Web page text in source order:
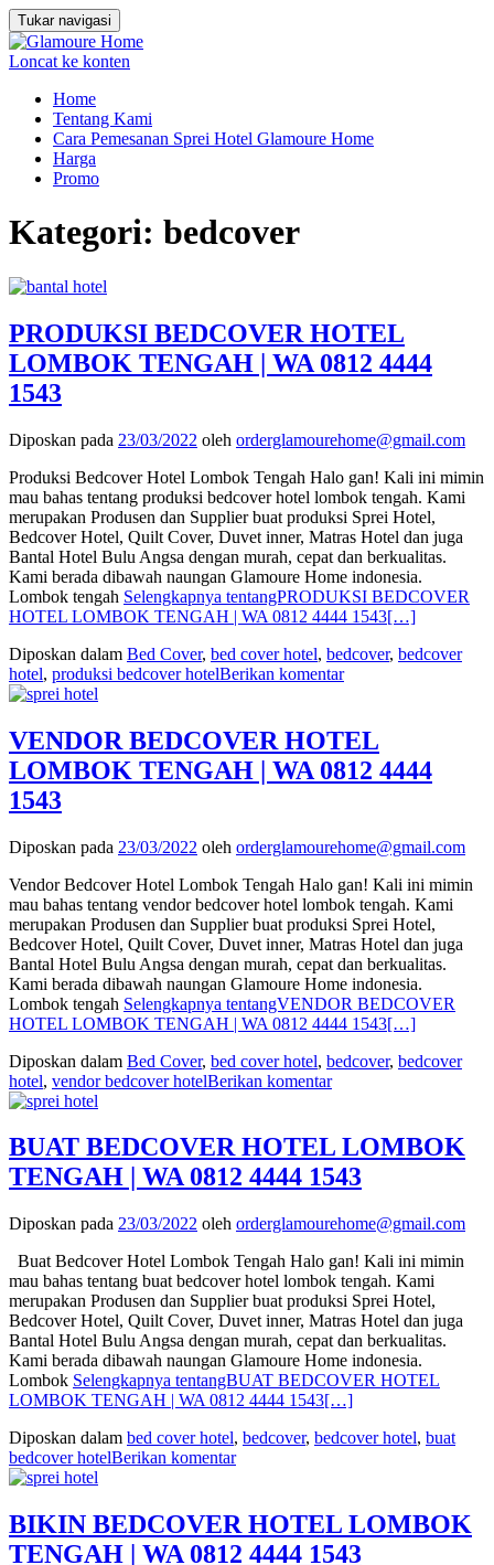
Tukar navigasi
Loncat ke konten
Home
Tentang Kami
Cara Pemesanan Sprei Hotel Glamoure Home
Harga
Promo
Kategori: bedcover
PRODUKSI BEDCOVER HOTEL
LOMBOK TENGAH | WA 0812 4444
1543
Diposkan pada 23/03/2022 oleh orderglamourehome@gmail.com
Produksi Bedcover Hotel Lombok Tengah Halo gan! Kali ini mimin
mau bahas tentang produksi bedcover hotel lombok tengah. Kami
merupakan Produsen dan Supplier buat produksi Sprei Hotel,
Bedcover Hotel, Quilt Cover, Duvet inner, Matras Hotel dan juga
Bantal Hotel Bulu Angsa dengan murah, cepat dan berkualitas.
Kami berada dibawah naungan Glamoure Home indonesia.
Lombok tengah Selengkapnya tentangPRODUKSI BEDCOVER
HOTEL LOMBOK TENGAH | WA 0812 4444 1543[…]
Diposkan dalam Bed Cover, bed cover hotel, bedcover, bedcover
hotel, produksi bedcover hotelBerikan komentar
VENDOR BEDCOVER HOTEL
LOMBOK TENGAH | WA 0812 4444
1543
Diposkan pada 23/03/2022 oleh orderglamourehome@gmail.com
Vendor Bedcover Hotel Lombok Tengah Halo gan! Kali ini mimin
mau bahas tentang vendor bedcover hotel lombok tengah. Kami
merupakan Produsen dan Supplier buat produksi Sprei Hotel,
Bedcover Hotel, Quilt Cover, Duvet inner, Matras Hotel dan juga
Bantal Hotel Bulu Angsa dengan murah, cepat dan berkualitas.
Kami berada dibawah naungan Glamoure Home indonesia.
Lombok tengah Selengkapnya tentangVENDOR BEDCOVER
HOTEL LOMBOK TENGAH | WA 0812 4444 1543[…]
Diposkan dalam Bed Cover, bed cover hotel, bedcover, bedcover
hotel, vendor bedcover hotelBerikan komentar
BUAT BEDCOVER HOTEL LOMBOK
TENGAH | WA 0812 4444 1543
Diposkan pada 23/03/2022 oleh orderglamourehome@gmail.com
Buat Bedcover Hotel Lombok Tengah Halo gan! Kali ini mimin
mau bahas tentang buat bedcover hotel lombok tengah. Kami
merupakan Produsen dan Supplier buat produksi Sprei Hotel,
Bedcover Hotel, Quilt Cover, Duvet inner, Matras Hotel dan juga
Bantal Hotel Bulu Angsa dengan murah, cepat dan berkualitas.
Kami berada dibawah naungan Glamoure Home indonesia.
Lombok Selengkapnya tentangBUAT BEDCOVER HOTEL
LOMBOK TENGAH | WA 0812 4444 1543[…]
Diposkan dalam bed cover hotel, bedcover, bedcover hotel, buat
bedcover hotelBerikan komentar
BIKIN BEDCOVER HOTEL LOMBOK
TENGAH | WA 0812 4444 1543